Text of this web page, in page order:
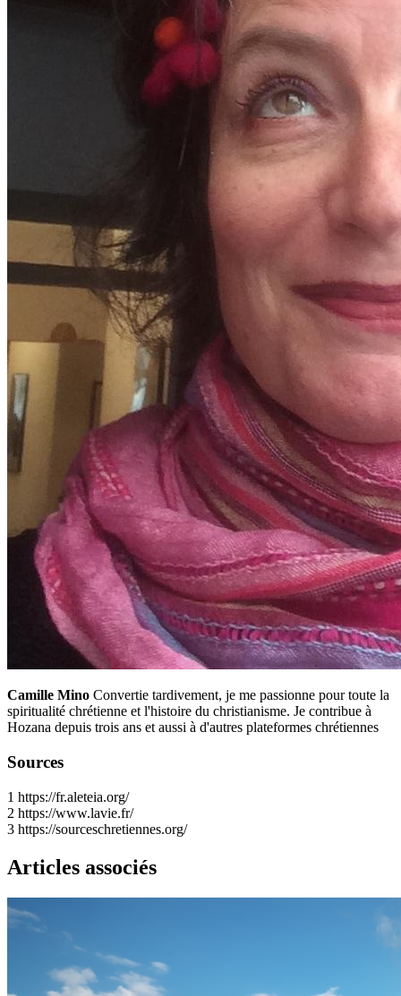
Camille Mino Convertie tardivement, je me passionne pour toute la
spiritualité chrétienne et l'histoire du christianisme. Je contribue à
Hozana depuis trois ans et aussi à d'autres plateformes chrétiennes
Sources
1 https://fr.aleteia.org/
2 https://www.lavie.fr/
3 https://sourceschretiennes.org/
Articles associés